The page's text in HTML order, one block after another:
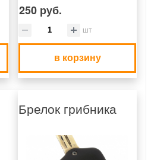
250 руб.
шт
в корзину
Брелок грибника